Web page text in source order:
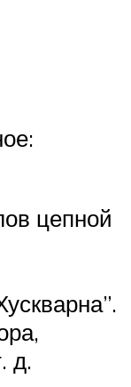
цепной
д.